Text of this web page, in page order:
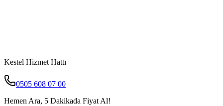
Kestel Hizmet Hattı
0505 608 07 00
Hemen Ara, 5 Dakikada Fiyat Al!